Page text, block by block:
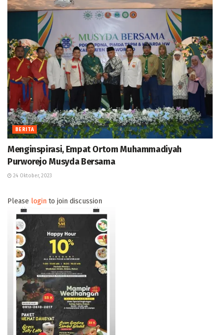
BERITA
Menginspirasi, Empat Ortom Muhammadiyah
Purworejo Musyda Bersama
24 Oktober, 2023
Please login to join discussion